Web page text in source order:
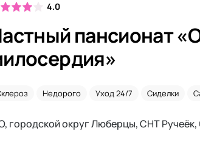
4.0
пансионат
Недорого Уход 24/7 Сиделки
городской округ Люберцы, СНТ Ручеёк,